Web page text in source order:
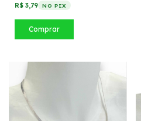
R$ 3,79 NO PIX
Comprar